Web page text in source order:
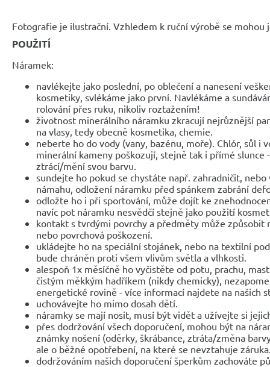
Fotografie je ilustrační. Vzhledem k ruční výrobě se
POUŽITÍ
Náramek:
navlékejte jako poslední, po oblečení a nanesení
kosmetiky, svlékáme jako první. Navlékáme a
rolování přes ruku, nikoliv roztažením!
životnost minerálního náramku zkracují nejrůznější
na vlasy, tedy obecně kosmetika, chemie.
neberte ho do vody (vany, bazénu, moře). Chlór, sůl i
minerální kameny poškozují, stejně tak i přímé slunce
ztrácí/mění svou barvu.
sundejte ho pokud se chystáte např. zahradničit,
námahu, odložení náramku před spánkem zabrání
odložte ho i při sportování, může dojít ke
navíc pot náramku nesvědčí stejně jako použití
kontakt s tvrdými povrchy a předměty může způsobit
nebo povrchová poškození.
ukládejte ho na speciální stojánek, nebo na textilní
bude chráněn proti všem vlivům světla a vlhkosti.
alespoň 1x měsíčně ho vyčistěte od potu, prachu,
čistým měkkým hadříkem (nikdy chemicky),
energetické rovině - více informací najdete na našich
uchovávejte ho mimo dosah dětí.
náramky se mají nosit, musí být vidět a užívejte si
přes dodržování všech doporučení, mohou být na
známky nošení (oděrky, škrábance, ztráta/změna
ale o běžné opotřebení, na které se nevztahuje
dodržováním našich doporučení šperkům zachováte